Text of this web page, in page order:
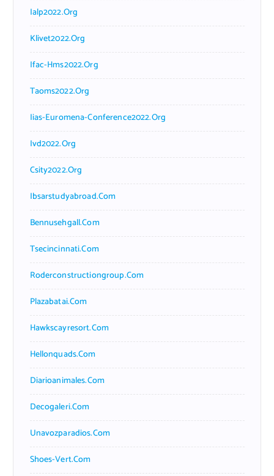
Ialp2022.org
Klivet2022.org
Ifac-Hms2022.org
Taoms2022.org
Iias-Euromena-Conference2022.org
Ivd2022.org
Csity2022.org
Ibsarstudyabroad.com
Bennusehgall.com
Tsecincinnati.com
Roderconstructiongroup.com
Plazabatai.com
Hawkscayresort.com
Hellonquads.com
Diarioanimales.com
Decogaleri.com
Unavozparadios.com
Shoes-Vert.com